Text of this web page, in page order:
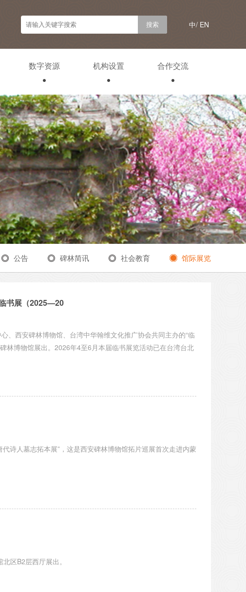
中/ EN
数字资源 机构设置 合作交流
公告 碑林简讯 社会教育 馆际展览
书展（2025—20
、西安碑林博物馆、台湾中华翰维文化推广协会共同主办的“临
博物馆展出。2026年4至6月本届临书展览活动已在台湾台北
诗人墓志拓本展”，这是西安碑林博物馆拓片巡展首次走进内蒙
区B2层西厅展出。